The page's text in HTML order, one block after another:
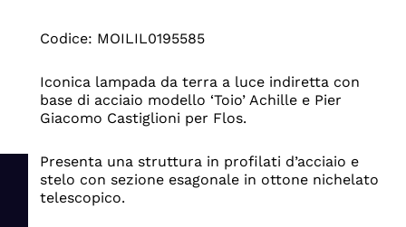
Codice: MOILIL0195585
Iconica lampada da terra a luce indiretta con
base di acciaio modello ‘Toio’ Achille e Pier
Giacomo Castiglioni per Flos.
Presenta una struttura in profilati d’acciaio e
stelo con sezione esagonale in ottone nichelato
telescopico.